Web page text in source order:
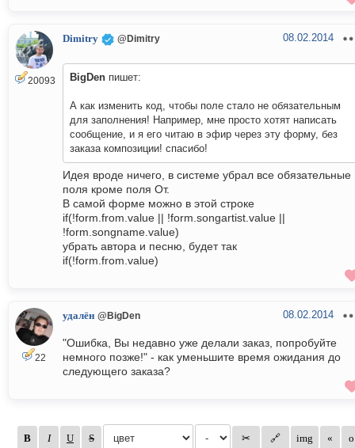
20093
Dimitry @Dimitry 08.02.2014
BigDen пишет:
А как изменить код, чтобы поле стало не обязательным
для заполнения! Например, мне просто хотят написать
сообщение, и я его читаю в эфир через эту форму, без
заказа композиции! спасибо!
Идея вроде ничего, в системе убрал все обязательные
поля кроме поля От.
В самой форме можно в этой строке
if(!form.from.value || !form.songartist.value ||
!form.songname.value)
убрать автора и песню, будет так
if(!form.from.value)
22
удалён @BigDen 08.02.2014
"Ошибка, Вы недавно уже делали заказ, попробуйте
немного позже!" - как уменьшите время ожидания до
следующего заказа?